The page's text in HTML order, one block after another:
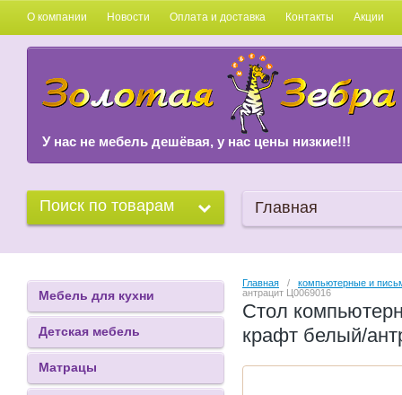
О компании Новости Оплата и доставка Контакты Акции
У нас не мебель дешёвая, у нас цены низкие!!!
Поиск по товарам Главная
Мебель для кухни
Детская мебель
Матрацы
Главная
   /
компьютерные и
антрацит Ц0069016
Стол
крафт белый/